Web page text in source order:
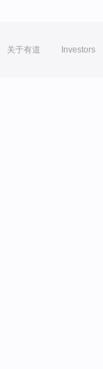
关于有道 Investors